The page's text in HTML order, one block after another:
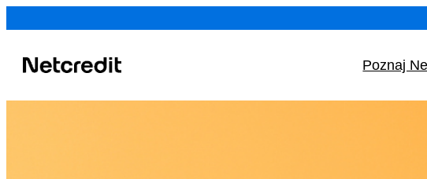
Poznaj
1. Imię, nazwisko (nazwa)